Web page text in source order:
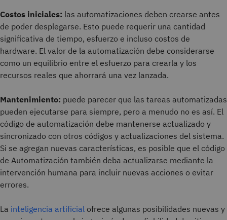
Costos iniciales: las automatizaciones deben crearse antes
de poder desplegarse. Esto puede requerir una cantidad
significativa de tiempo, esfuerzo e incluso costos de
hardware. El valor de la automatización debe considerarse
como un equilibrio entre el esfuerzo para crearla y los
recursos reales que ahorrará una vez lanzada.
Mantenimiento: puede parecer que las tareas automatizadas
pueden ejecutarse para siempre, pero a menudo no es así. El
código de automatización debe mantenerse actualizado y
sincronizado con otros códigos y actualizaciones del sistema.
Si se agregan nuevas características, es posible que el código
de Automatización también deba actualizarse mediante la
intervención humana para incluir nuevas acciones o evitar
errores.
La inteligencia artificial ofrece algunas posibilidades nuevas y